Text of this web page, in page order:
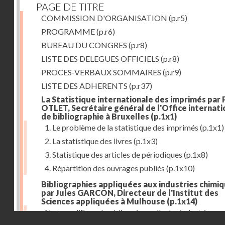
PAGE DE TITRE
COMMISSION D'ORGANISATION (p.r5)
PROGRAMME(p.r6)
BUREAU DU CONGRES (p.r8)
LISTE DES DELEGUES OFFICIELS (p.r8)
PROCES-VERBAUX SOMMAIRES (p.r9)
LISTE DES ADHERENTS (p.r37)
La Statistique internationale des imprimés par
OTLET, Secrétaire général de l'Office
de bibliographie à Bruxelles (p.1x1)
1. Le problème de la statistique des imprimés (p.1x1)
2. La statistique des livres (p.1x3)
3. Statistique des articles de périodiques (p.1x8)
4. Répartition des ouvrages publiés (p.1x10)
Bibliographies appliquées aux industries
par Jules GARCON, Directeur de l'Institut des
Sciences appliquées à Mulhouse (p.1x14)
Note sur l'Encyclopédie universelle des industries